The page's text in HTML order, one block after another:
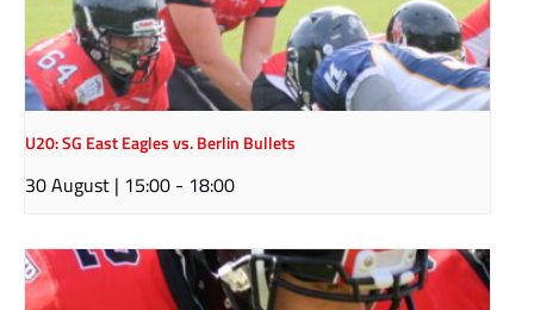
U20: SG East Eagles vs. Berlin Bullets
30 August | 15:00 - 18:00